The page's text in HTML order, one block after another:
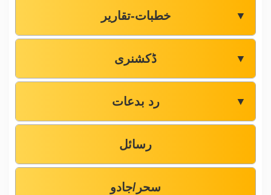
خطبات-تقاریر ▼
ڈکشنری ▼
رد بدعات ▼
رسائل
سحر/جادو